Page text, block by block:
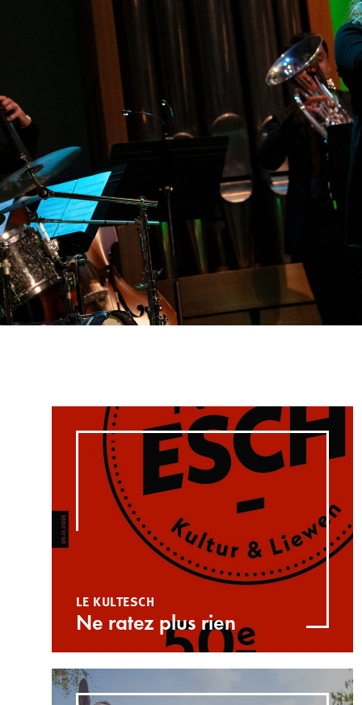
LE KULTESCH
Ne ratez plus rien